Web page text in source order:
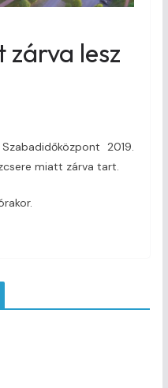
zárva lesz
2019.
miatt zárva tart.